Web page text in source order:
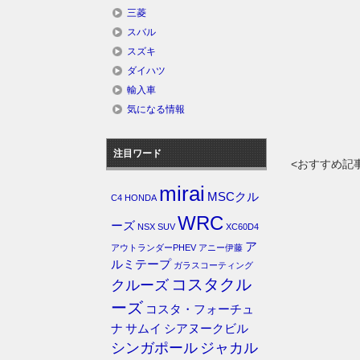
<おすすめ記
三菱
スバル
スズキ
ダイハツ
輸入車
気になる情報
注目ワード
C4 HONDA mirai MSCクル
ーズ NSX SUV WRC XC60D4
アウトランダーPHEV アニー伊藤 ア
ルミテープ ガラスコーティング
クルーズ コスタクル
ーズ コスタ・フォーチュ
ナ サムイ シアヌークビル
シンガポール ジャカル